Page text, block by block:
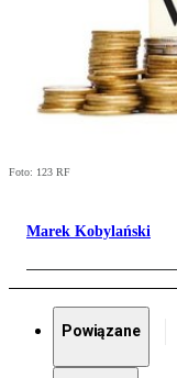
Foto: 123 RF
Marek Kobylański
Powiązane